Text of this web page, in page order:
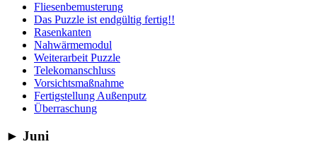
Fliesenbemusterung
Das Puzzle ist endgültig fertig!!
Rasenkanten
Nahwärmemodul
Weiterarbeit Puzzle
Telekomanschluss
Vorsichtsmaßnahme
Fertigstellung Außenputz
Überraschung
► Juni